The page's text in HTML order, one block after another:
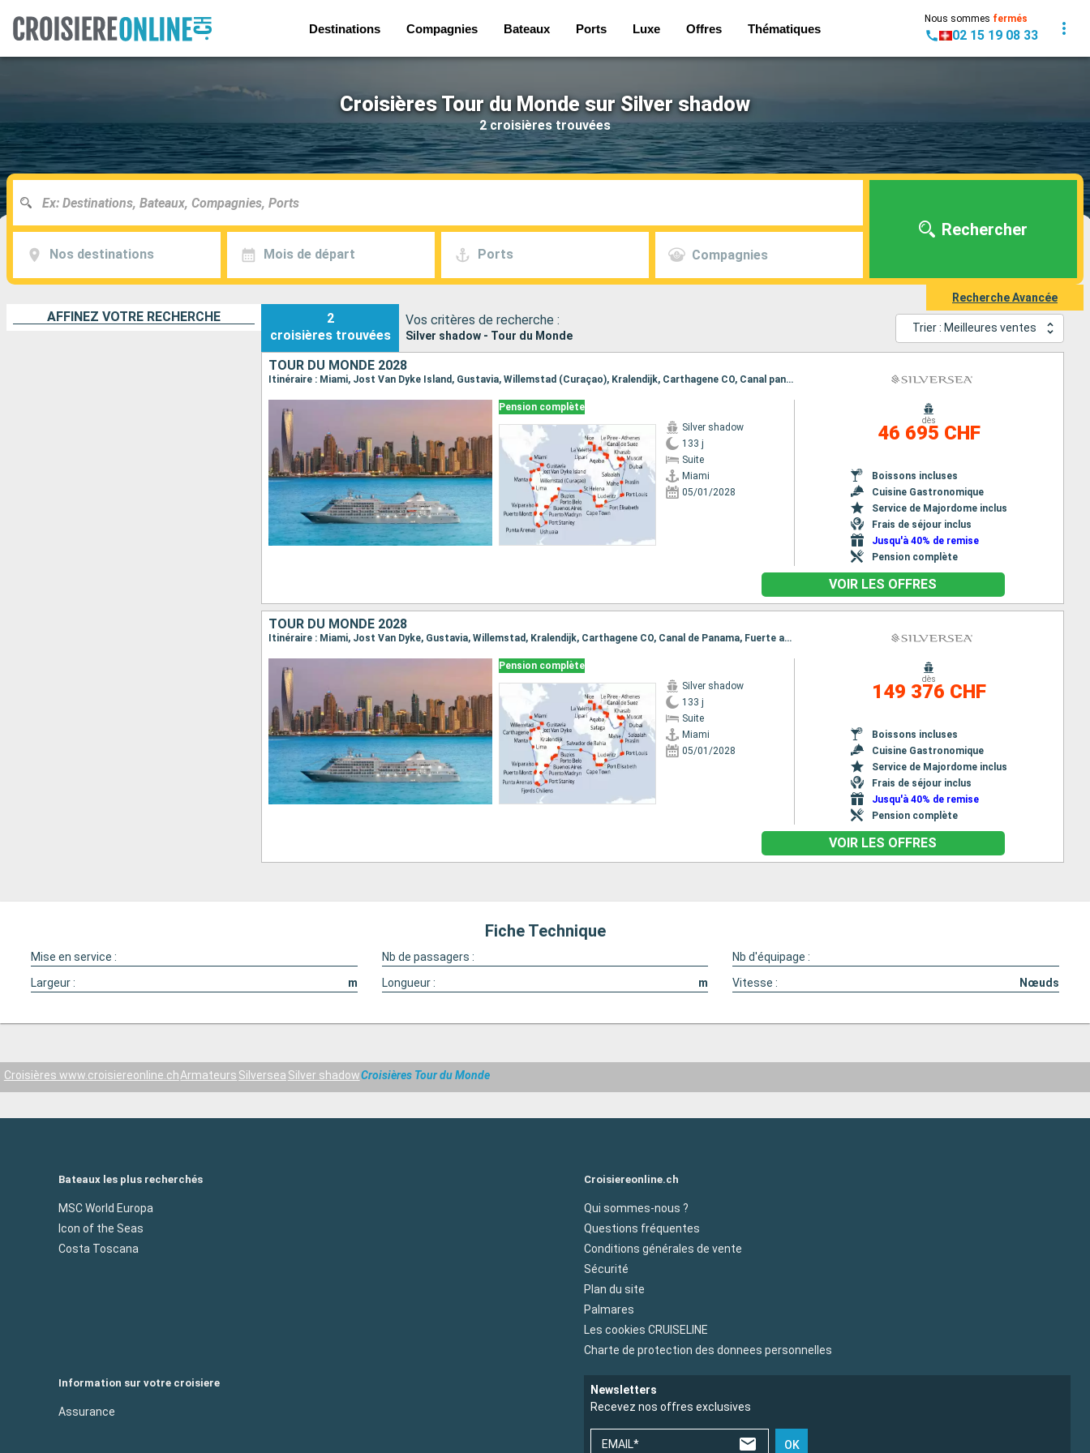
Destinations Compagnies Bateaux Ports Luxe Offres Thématiques
Nous sommes fermés
02 15 19 08 33
Croisières Tour du Monde sur Silver shadow
2 croisières trouvées
Nos destinations Mois de départ Ports Compagnies
Rechercher
Recherche Avancée
AFFINEZ VOTRE RECHERCHE
2
croisières trouvées
Vos critères de recherche :
Silver shadow - Tour du Monde
Trier : Meilleures ventes
TOUR DU MONDE 2028
Itinéraire : Miami, Jost Van Dyke Island, Gustavia, Willemstad (Curaçao), Kralendijk, Carthagene CO, Canal panama (Entree), Fuerte amador, Manta, Lima, Valparaíso, Puerto Montt, Castro - Ile De Chiloe, Fjords Chiliens, Punta Arenas, Ushuaia, Port Stanley, Puerto Madryn, Buenos Aires, Montevideo, Punta del Este, Porto Belo, Paranagua, Ilhabella, Ilha Grande, Buzios, Rio de Janeiro, Salvador de Bahia, St Helena, Walvis Bay, Luderitz, Cape Town, Mossel Bay, Port Elisabeth, Richards Bay, Pointe des Galets, Port Louis, Mahe, Praslin, Muscat, Khasab, Abu Dhabi, Doha, Al Manamah, Dubai, Salaalah, Aqaba, Safaga, Canal de Suez, Alexandrie, Le Piree - Athenes, Milos, Nafplion, La Valette, Lipari, Agropoli, Livourne, Nice
Pension complète
Silver shadow
133 j
Suite
Miami
05/01/2028
dès
46 695 CHF
Boissons incluses
Cuisine Gastronomique
Service de Majordome inclus
Frais de séjour inclus
Jusqu'à 40% de remise
Pension complète
VOIR LES OFFRES
TOUR DU MONDE 2028
Itinéraire : Miami, Jost Van Dyke, Gustavia, Willemstad, Kralendijk, Carthagene CO, Canal de Panama, Fuerte amador, Manta, Lima, Valparaíso, Puerto Montt, Castro - Ile De Chiloe, Fjords Chiliens, Punta Arenas, Ushuaia, Port Stanley, Puerto Madryn, Buenos Aires, Montevideo, Punta del Este, Porto Belo, Paranagua, Ilhabella, Ilha Grande, Buzios, Rio de Janeiro, Salvador de Bahia, Ste Hélène, Walvis Bay, Luderitz, Cape Town, Moselbay, Port Elisabeth, Richards Bay, Pointe des Galets, Port Louis, Mahe, Praslin, Muscat, Khasab, Abu Dhabi, Doha, Al Manamah, Dubai, Salaalah, Aqaba, Safaga, Canal de Suez, Alexandrie, Le Piree - Athenes, Milos, Nafplion, La Valette, Lipari, Agropoli, Livourne, Nice
Pension complète
Silver shadow
133 j
Suite
Miami
05/01/2028
dès
149 376 CHF
Boissons incluses
Cuisine Gastronomique
Service de Majordome inclus
Frais de séjour inclus
Jusqu'à 40% de remise
Pension complète
VOIR LES OFFRES
Fiche Technique
Mise en service : Nb de passagers :
Nb d'équipage :
Largeur :
m Longueur : m Vitesse : Nœuds
Croisières www.croisiereonline.chArmateurs Silversea Silver shadowCroisières Tour du Monde
Bateaux les plus recherchés
MSC World Europa
Icon of the Seas
Costa Toscana
Croisiereonline.ch
Qui sommes-nous ?
Questions fréquentes
Conditions générales de vente
Sécurité
Plan du site
Palmares
Les cookies CRUISELINE
Charte de protection des donnees personnelles
Information sur votre croisiere
Assurance
Newsletters
Recevez nos offres exclusives
EMAIL* OK